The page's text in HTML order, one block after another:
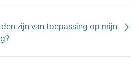
zijn van toepassing op mijn